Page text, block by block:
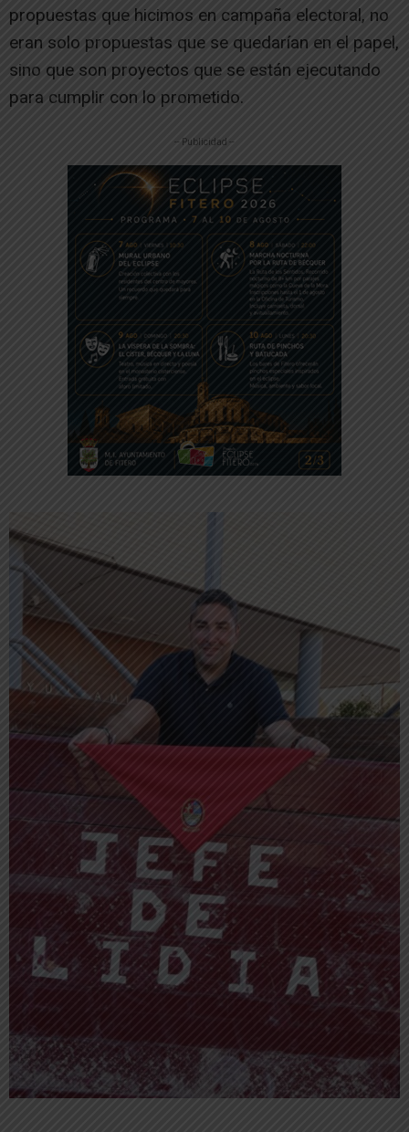
propuestas que hicimos en campaña electoral, no
eran solo propuestas que se quedarían en el papel,
sino que son proyectos que se están ejecutando
para cumplir con lo prometido.
-- Publicidad --